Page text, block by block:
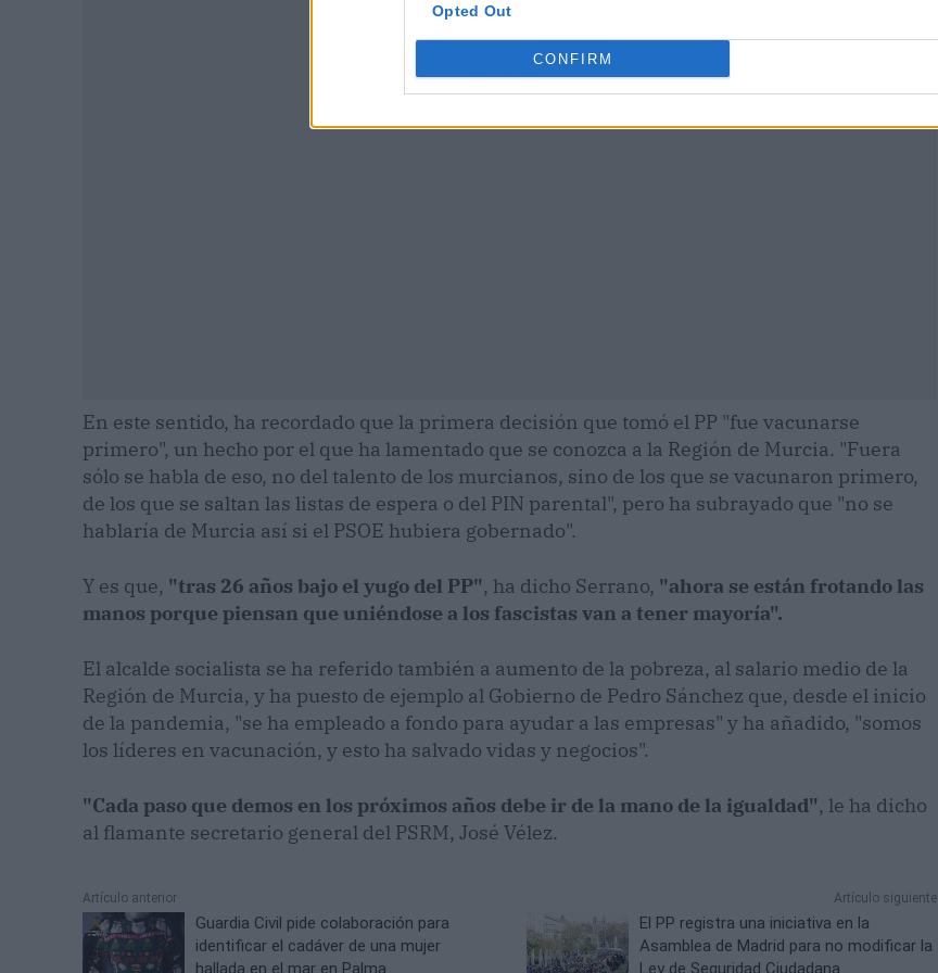
Opted Out
CONFIRM
Publicidad
En este sentido, ha recordado que la primera decisión que tomó el PP "fue vacunarse
primero", un hecho por el que ha lamentado que se conozca a la Región de Murcia. "Fuera
sólo se habla de eso, no del talento de los murcianos, sino de los que se vacunaron primero,
de los que se saltan las listas de espera o del PIN parental", pero ha subrayado que "no se
hablaría de Murcia así si el PSOE hubiera gobernado".
Y es que, "tras 26 años bajo el yugo del PP", ha dicho Serrano, "ahora se están frotando las
manos porque piensan que uniéndose a los fascistas van a tener mayoría".
El alcalde socialista se ha referido también a aumento de la pobreza, al salario medio de la
Región de Murcia, y ha puesto de ejemplo al Gobierno de Pedro Sánchez que, desde el inicio
de la pandemia, "se ha empleado a fondo para ayudar a las empresas" y ha añadido, "somos
los líderes en vacunación, y esto ha salvado vidas y negocios".
"Cada paso que demos en los próximos años debe ir de la mano de la igualdad", le ha dicho
al flamante secretario general del PSRM, José Vélez.
Artículo anterior
Guardia Civil pide colaboración para
identificar el cadáver de una mujer
hallada en el mar en Palma
Artículo siguiente
El PP registra una iniciativa en la
Asamblea de Madrid para no modificar la
Ley de Seguridad Ciudadana